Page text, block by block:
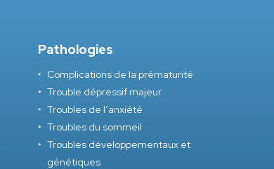
Pathologies
Complications de la prématurité
Trouble dépressif majeur
Troubles de l’anxiété
Troubles du sommeil
Troubles développementaux et
génétiques